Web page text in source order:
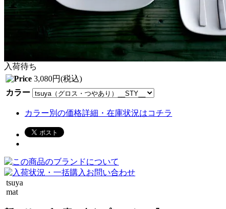
入荷待ち
3,080円(税込)
カラー
カラー別の価格詳細・在庫状況はコチラ
tsuya
mat